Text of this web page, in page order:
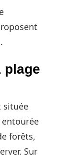
plage
située
entourée
forêts,
Sur